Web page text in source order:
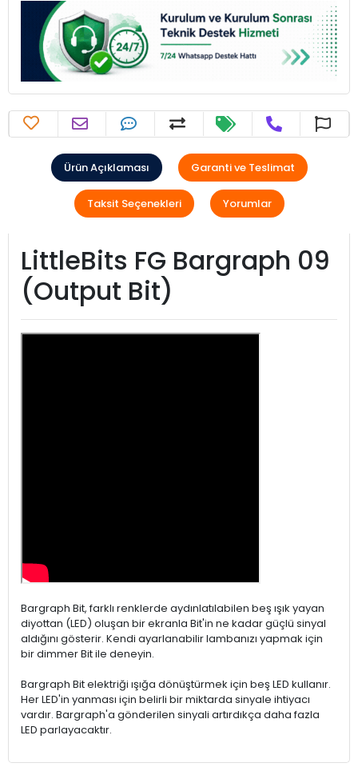
Ürün Açıklaması Garanti ve Teslimat
Taksit Seçenekleri Yorumlar
LittleBits FG Bargraph 09
(Output Bit)
Bargraph Bit, farklı renklerde aydınlatılabilen beş ışık yayan
diyottan (LED) oluşan bir ekranla Bit'in ne kadar güçlü sinyal
aldığını gösterir. Kendi ayarlanabilir lambanızı yapmak için
bir dimmer Bit ile deneyin.
Bargraph Bit elektriği ışığa dönüştürmek için beş LED kullanır.
Her LED'in yanması için belirli bir miktarda sinyale ihtiyacı
vardır. Bargraph'a gönderilen sinyali artırdıkça daha fazla
LED parlayacaktır.